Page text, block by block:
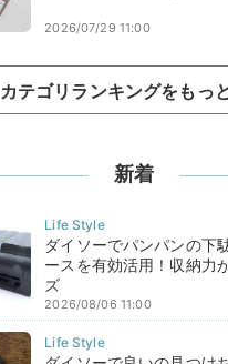
2026/07/29 11:00
カテゴリランキングをもっ
新着
ダイソーでパンパンの下
ースを有効活用！収納力
ズ
2026/08/06 11:00